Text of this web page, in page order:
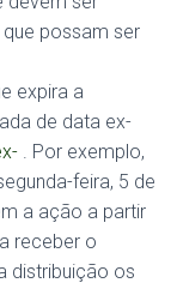
possam ser
expira a
de data ex-
. Por exemplo,
feira, 5 de
a ação a partir
receber o
distribuição os